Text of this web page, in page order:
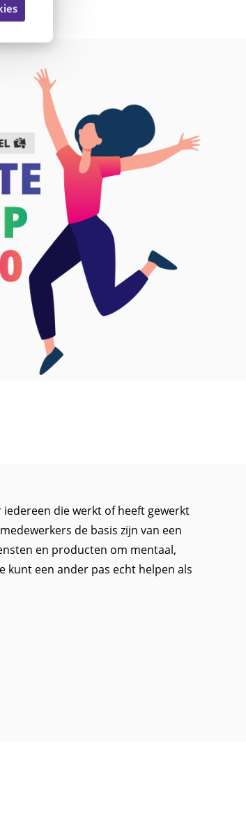
iedereen die werkt of heeft gewerkt
de basis zijn van een
en producten om mentaal,
kunt een ander pas echt helpen als